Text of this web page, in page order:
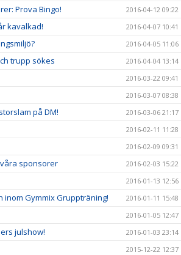
Prova Bingo! 2016-04-12 09:22
kavalkad! 2016-04-07 10:41
2016-04-05 11:06
trupp sökes 2016-04-04 13:14
2016-03-22 09:41
2016-03-07 08:38
på DM! 2016-03-06 21:17
2016-02-11 11:28
2016-02-09 09:31
sponsorer 2016-02-03 15:22
2016-01-13 12:56
Gymmix Gruppträning! 2016-01-11 15:48
2016-01-05 12:47
julshow! 2016-01-03 23:14
2015-12-22 12:37